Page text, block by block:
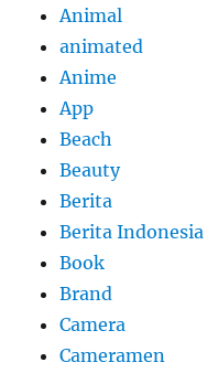
Animal
animated
Anime
App
Beach
Beauty
Berita
Berita Indonesia
Book
Brand
Camera
Cameramen